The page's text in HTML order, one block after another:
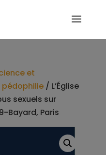
et
pédophilie/ L’Église
sexuels sur
Bayard, Paris